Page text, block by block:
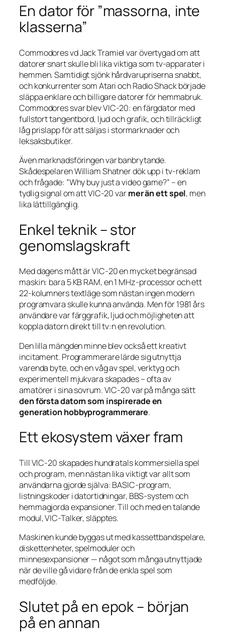
En dator för ”massorna, inte
klasserna”
Commodores vd Jack Tramiel var övertygad om att
datorer snart skulle bli lika viktiga som tv-apparater i
hemmen. Samtidigt sjönk hårdvarupriserna snabbt,
och konkurrenter som Atari och Radio Shack började
släppa enklare och billigare datorer för hemmabruk.
Commodores svar blev VIC-20: en färgdator med
fullstort tangentbord, ljud och grafik, och tillräckligt
låg prislapp för att säljas i stormarknader och
leksaksbutiker.
Även marknadsföringen var banbrytande.
Skådespelaren William Shatner dök upp i tv-reklam
och frågade: ”Why buy just a video game?” – en
tydlig signal om att VIC-20 varmer än ett spel, men
lika lättillgänglig.
Enkel teknik – stor
genomslagskraft
Med dagens mått är VIC-20 en mycket begränsad
maskin: bara 5 KB RAM, en 1 MHz-processor och ett
22-kolumners textläge som nästan ingen modern
programvara skulle kunna använda. Men för 1981 års
användare var färggrafik, ljud och möjligheten att
koppla datorn direkt till tv:n en revolution.
Den lilla mängden minne blev också ett kreativt
incitament. Programmerare lärde sig utnyttja
varenda byte, och en våg av spel, verktyg och
experimentell mjukvara skapades – ofta av
amatörer i sina sovrum. VIC-20 var på många sätt
den första datorn som inspirerade en
generation hobbyprogrammerare.
Ett ekosystem växer fram
Till VIC-20 skapades hundratals kommersiella spel
och program, men nästan lika viktigt var allt som
användarna gjorde själva: BASIC-program,
listningskoder i datortidningar, BBS-system och
hemmagjorda expansioner. Till och med en talande
modul, VIC-Talker, släpptes.
Maskinen kunde byggas ut med kassettbandspelare,
diskettenheter, spelmoduler och
minnesexpansioner — något som många utnyttjade
när de ville gå vidare från de enkla spel som
medföljde.
Slutet på en epok – början
på en annan